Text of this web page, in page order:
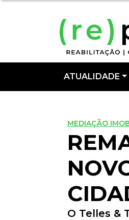
ATUALIDADE
MEDIAÇÃO
O Telles &